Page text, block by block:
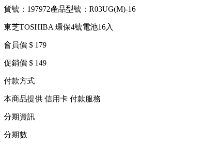
貨號：197972產品型號：R03UG(M)-16
東芝TOSHIBA 環保4號電池16入
會員價 $ 179
促銷價 $ 149
付款方式
本商品提供 信用卡 付款服務
分期資訊
分期數